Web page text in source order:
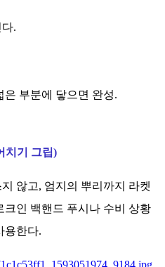
.
부분에 닿으면 완성.
치기 그립)
않고, 엄지의 뿌리까지 라켓
크인 백핸드 푸시나 수비 상황
용한다.